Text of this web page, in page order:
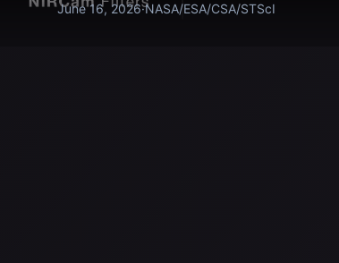
June 16, 2026·NASA/ESA/CSA/STScI